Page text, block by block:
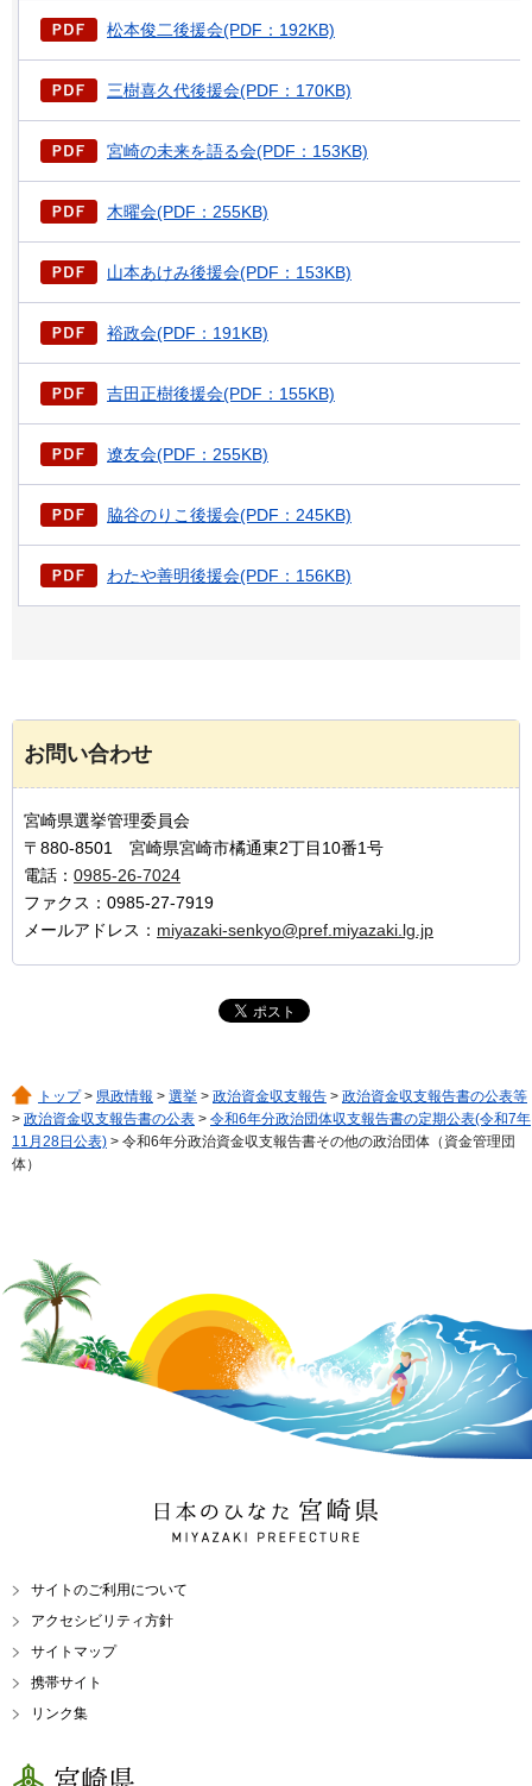
松本俊二後援会(PDF：192KB)
三樹喜久代後援会(PDF：170KB)
宮崎の未来を語る会(PDF：153KB)
木曜会(PDF：255KB)
山本あけみ後援会(PDF：153KB)
裕政会(PDF：191KB)
吉田正樹後援会(PDF：155KB)
遼友会(PDF：255KB)
脇谷のりこ後援会(PDF：245KB)
わたや善明後援会(PDF：156KB)
お問い合わせ
宮崎県選挙管理委員会
〒880-8501 宮崎県宮崎市橘通東2丁目10番1号
電話： 0985-26-7024
ファクス：0985-27-7919
メールアドレス： miyazaki-senkyo@pref.miyazaki.lg.jp
トップ> 県政情報 > 選挙 > 政治資金収支報告 > 政治資金収支報告書の公表等
> 政治資金収支報告書の公表 > 令和6年分政治団体収支報告書の定期公表(令和7年
11月28日公表) > 令和6年分政治資金収支報告書その他の政治団体（資金管理団
体）
日本のひなた 宮崎県
MIYAZAKI PREFECTURE
サイトのご利用について
アクセシビリティ方針
サイトマップ
携帯サイト
リンク集
宮崎県